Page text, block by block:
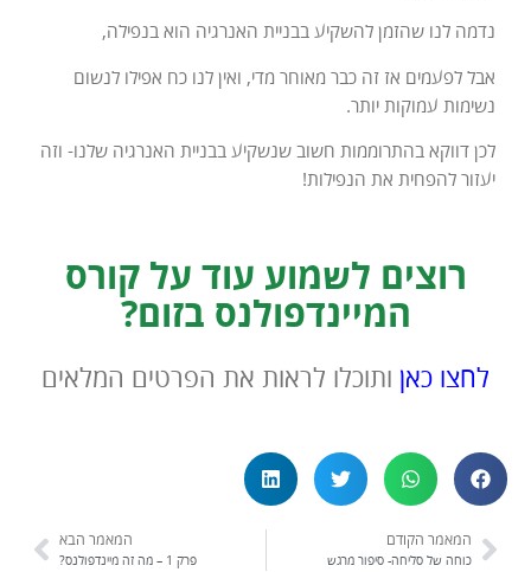
נדמה לנו שהזמן להשקיע בבניית האנרגיה הוא בנפילה,
אבל לפעמים אז זה כבר מאוחר מדי, ואין לנו כח אפילו לנשום
נשימות עמוקות יותר.
לכן דווקא בהתרוממות חשוב שנשקיע בבניית האנרגיה שלנו- וזה
יעזור להפחית את הנפילות!
רוצים לשמוע עוד על קורס
המיינדפולנס בזום?
לחצו כאן ותוכלו לראות את הפרטים המלאים
המאמר הקודם
כוחה של סליחה- סיפור מרגש
המאמר הבא
פרק 1 – מה זה מיינדפולנס?